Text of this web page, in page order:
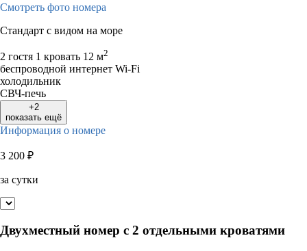
Смотреть фото номера
Стандарт с видом на море
2 гостя 1 кровать 12 м2
беспроводной интернет Wi-Fi
холодильник
СВЧ-печь
+2
показать ещё
Информация о номере
3 200 ₽
за сутки
Двухместный номер с 2 отдельными кроватями